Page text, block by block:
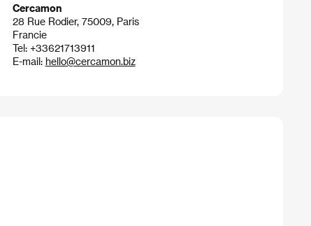
Cercamon
28 Rue Rodier, 75009, Paris
Francie
Tel: +33621713911
E-mail: hello@cercamon.biz